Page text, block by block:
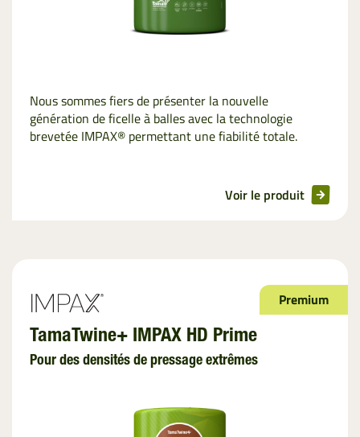
Nous sommes fiers de présenter la nouvelle
génération de ficelle à balles avec la technologie
brevetée IMPAX® permettant une fiabilité totale.
Voir le produit
Premium
TamaTwine+ IMPAX HD Prime
Pour des densités de pressage extrêmes